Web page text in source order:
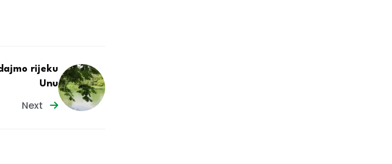
rijeku
Unu
Next